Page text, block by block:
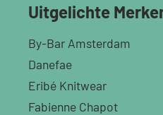
Uitgelichte
By-Bar Amsterdam
Danefae
Eribé Knitwear
Fabienne Chapot